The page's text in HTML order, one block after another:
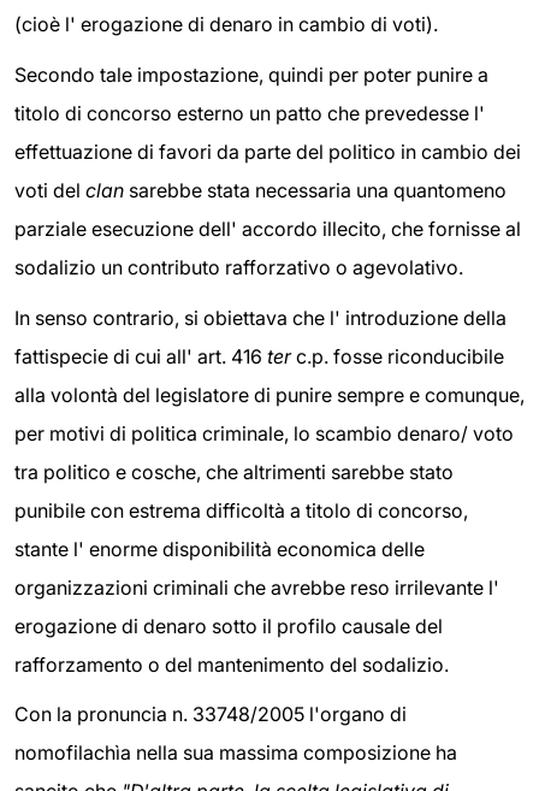
(cioè l' erogazione di denaro in cambio di voti).
Secondo tale impostazione, quindi per poter punire a
titolo di concorso esterno un patto che prevedesse l'
effettuazione di favori da parte del politico in cambio dei
voti del clan sarebbe stata necessaria una quantomeno
parziale esecuzione dell' accordo illecito, che fornisse al
sodalizio un contributo rafforzativo o agevolativo.
In senso contrario, si obiettava che l' introduzione della
fattispecie di cui all' art. 416 terc.p. fosse riconducibile
alla volontà del legislatore di punire sempre e comunque,
per motivi di politica criminale, lo scambio denaro/ voto
tra politico e cosche, che altrimenti sarebbe stato
punibile con estrema difficoltà a titolo di concorso,
stante l' enorme disponibilità economica delle
organizzazioni criminali che avrebbe reso irrilevante l'
erogazione di denaro sotto il profilo causale del
rafforzamento o del mantenimento del sodalizio.
Con la pronuncia n. 33748/2005 l'organo di
nomofilachìa nella sua massima composizione ha